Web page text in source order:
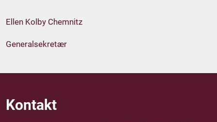
Ellen Kolby Chemnitz
Generalsekretær
Kontakt